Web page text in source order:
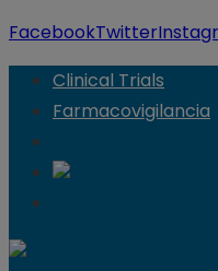
FacebookTwitter
Clinical Trials
Farmacovigilancia